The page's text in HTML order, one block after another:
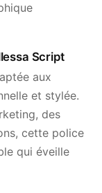
Script
aux
et stylée.
des
cette police
qui éveille